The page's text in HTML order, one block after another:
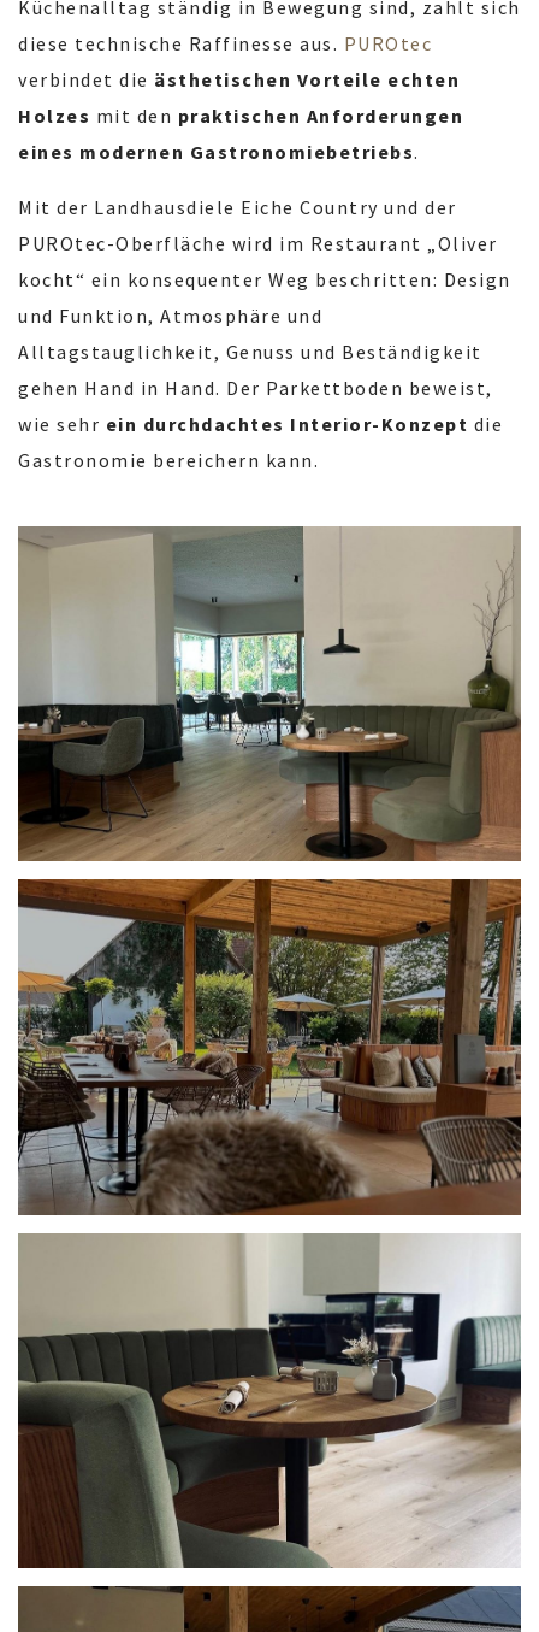
Küchenalltag ständig in Bewegung sind, zahlt sich
diese technische Raffinesse aus. PUROtec
verbindet die ästhetischen Vorteile echten
Holzes mit den praktischen Anforderungen
eines modernen Gastronomiebetriebs.
Mit der Landhausdiele Eiche Country und der
PUROtec-Oberfläche wird im Restaurant „Oliver
kocht“ ein konsequenter Weg beschritten: Design
und Funktion, Atmosphäre und
Alltagstauglichkeit, Genuss und Beständigkeit
gehen Hand in Hand. Der Parkettboden beweist,
wie sehr ein durchdachtes Interior-Konzept die
Gastronomie bereichern kann.